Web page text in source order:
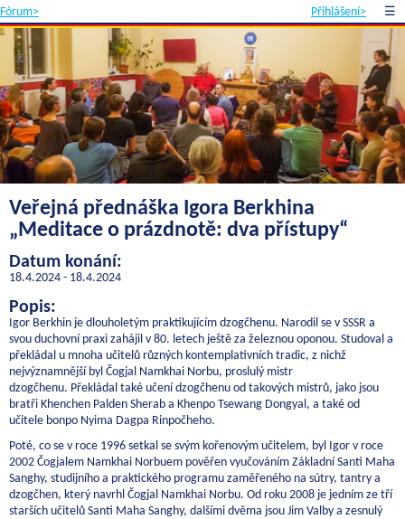
Fórum> Přihlášení> ☰
Veřejná přednáška Igora Berkhina
„Meditace o prázdnotě: dva přístupy“
Datum konání:
18.4.2024 - 18.4.2024
Popis:
Igor Berkhin je dlouholetým praktikujícím dzogčhenu. Narodil se v SSSR a
svou duchovní praxi zahájil v 80. letech ještě za železnou oponou. Studoval a
překládal u mnoha učitelů různých kontemplativních tradic, z nichž
nejvýznamnější byl Čogjal Namkhai Norbu, proslulý mistr
dzogčhenu. Překládal také učení dzogčhenu od takových mistrů, jako jsou
bratři Khenchen Palden Sherab a Khenpo Tsewang Dongyal, a také od
učitele bonpo Nyima Dagpa Rinpočheho.
Poté, co se v roce 1996 setkal se svým kořenovým učitelem, byl Igor v roce
2002 Čogjalem Namkhai Norbuem pověřen vyučováním Základní Santi Maha
Sanghy, studijního a praktického programu zaměřeného na sútry, tantry a
dzogčhen, který navrhl Čogjal Namkhai Norbu. Od roku 2008 je jedním ze tří
starších učitelů Santi Maha Sanghy, dalšími dvěma jsou Jim Valby a zesnulý